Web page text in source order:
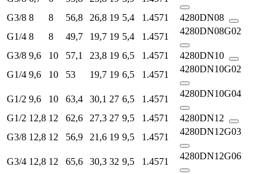
G3/8 8 8 56,8 26,8 19 5,4 1.4571
4280DN08
G1/4 8 8 49,7 19,7 19 5,4 1.4571
4280DN08G02
G3/8 9,6 10 57,1 23,8 19 6,5 1.4571
4280DN10
G1/4 9,6 10 53 19,7 19 6,5 1.4571
4280DN10G02
G1/2 9,6 10 63,4 30,1 27 6,5 1.4571
4280DN10G04
G1/2 12,8 12 62,6 27,3 27 9,5 1.4571
4280DN12
G3/8 12,8 12 56,9 21,6 19 9,5 1.4571
4280DN12G03
G3/4 12,8 12 65,6 30,3 32 9,5 1.4571
4280DN12G06